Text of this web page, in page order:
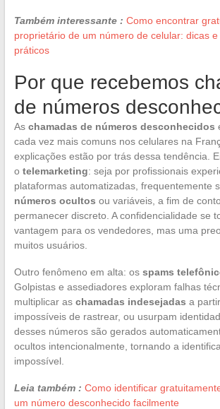
Também interessante : Como encontrar
proprietário de um número de celular: dicas
práticos
Por que recebemos
de números
As chamadas de números desconhecidos
cada vez mais comuns nos celulares na
explicações estão por trás dessa tendência.
o telemarketing: seja por profissionais
plataformas automatizadas, frequentemente
números ocultos ou variáveis, a fim de
permanecer discreto. A confidencialidade se
vantagem para os vendedores, mas uma
muitos usuários.
Outro fenômeno em alta: os spams
Golpistas e assediadores exploram falhas
multiplicar as chamadas indesejadas a
impossíveis de rastrear, ou usurpam
desses números são gerados
ocultos intencionalmente, tornando a
impossível.
Leia também : Como identificar
um número desconhecido facilmente